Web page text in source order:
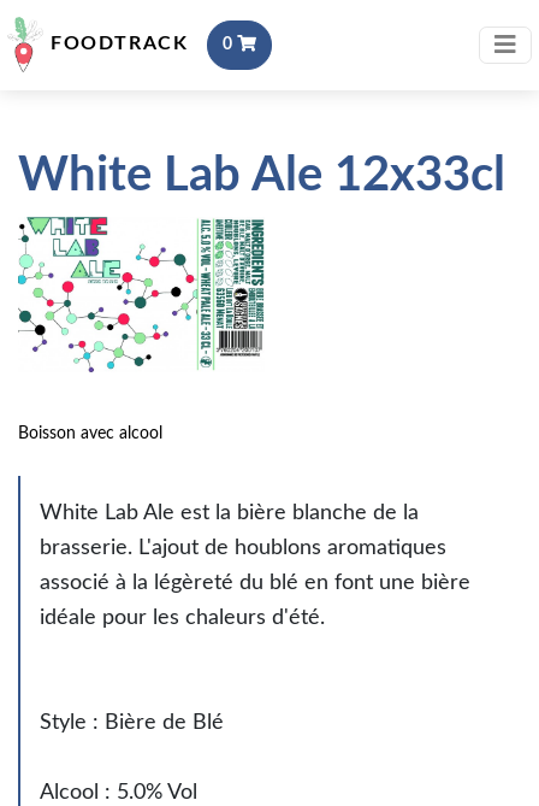
FOODTRACK 0
White Lab Ale 12x33cl
Boisson avec alcool
White Lab Ale est la bière blanche de la
brasserie. L'ajout de houblons aromatiques
associé à la légèreté du blé en font une bière
idéale pour les chaleurs d'été.
Style : Bière de Blé
Alcool : 5.0% Vol